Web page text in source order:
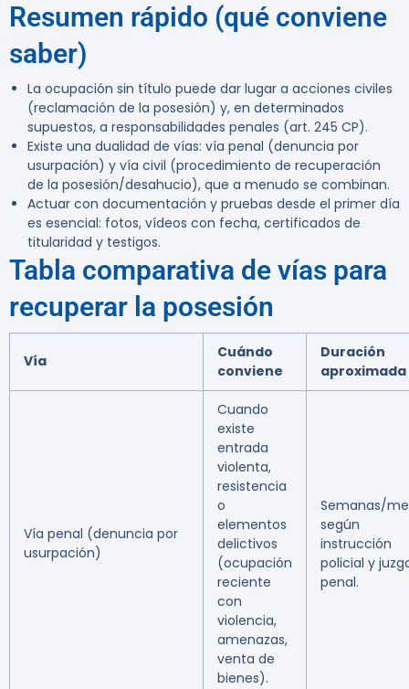
Resumen rápido (qué conviene
saber)
La ocupación sin título puede dar lugar a acciones civiles
(reclamación de la posesión) y, en determinados
supuestos, a responsabilidades penales (art. 245 CP).
Existe una dualidad de vías: vía penal (denuncia por
usurpación) y vía civil (procedimiento de recuperación
de la posesión/desahucio), que a menudo se combinan.
Actuar con documentación y pruebas desde el primer día
es esencial: fotos, vídeos con fecha, certificados de
titularidad y testigos.
Tabla comparativa de vías para
recuperar la posesión
Vía
Cuándo
conviene
Duración
aproximada
Vía penal (denuncia por
usurpación)
Cuando
existe
entrada
violenta,
resistencia
o
elementos
delictivos
(ocupación
reciente
con
violencia,
amenazas,
venta de
bienes).
Semanas/
según
instrucción
policial y
penal.